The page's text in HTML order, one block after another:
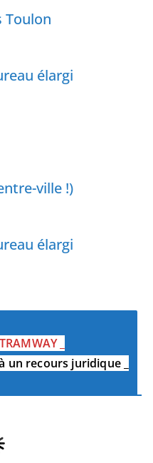
Toulon
élargi
ville !)
élargi
_
un recours juridique_